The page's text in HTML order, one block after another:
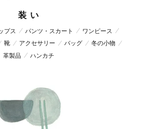
装 い
プス パンツ・スカート
ワンピース
靴 アクセサリー バッグ
冬の小物
革製品
ハンカチ